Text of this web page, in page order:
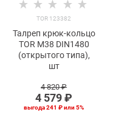
TOR 123382
Талреп крюк-кольцо
TOR М38 DIN1480
(открытого типа),
шт
4 820 ₽
4 579 ₽
выгода241 ₽или5%